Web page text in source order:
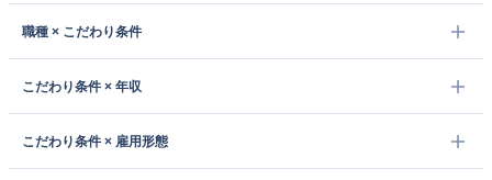
職種 × こだわり条件
こだわり条件 × 年収
こだわり条件 × 雇用形態